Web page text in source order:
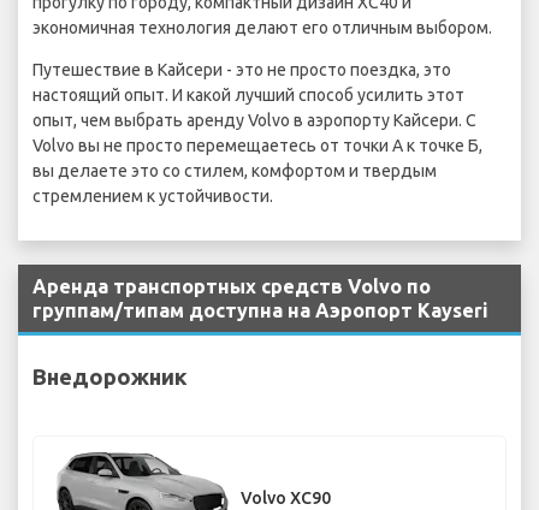
экономичная технология делают его отличным выбором.
Путешествие в Кайсери - это не просто поездка, это
настоящий опыт. И какой лучший способ усилить этот
опыт, чем выбрать аренду Volvo в аэропорту Кайсери. С
Volvo вы не просто перемещаетесь от точки А к точке Б,
вы делаете это со стилем, комфортом и твердым
стремлением к устойчивости.
Аренда транспортных средств Volvo по
группам/типам доступна на Аэропорт Kayseri
Внедорожник
Volvo XC90